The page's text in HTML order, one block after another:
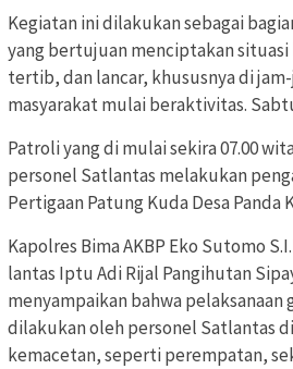
Kegiatan ini dilakukan sebagai
yang bertujuan menciptakan situasi
tertib, dan lancar, khususnya di
masyarakat mulai beraktivitas.
Patroli yang di mulai sekira 07.00
personel Satlantas melakukan
Pertigaan Patung Kuda Desa Panda
Kapolres Bima AKBP Eko Sutomo
lantas Iptu Adi Rijal Pangihutan
menyampaikan bahwa
dilakukan oleh personel Satlantas
kemacetan, seperti perempatan,